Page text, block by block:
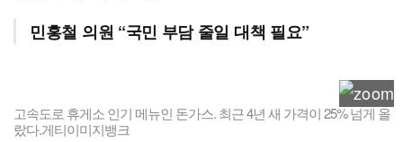
민홍철 의원 “국민 부담 줄일 대책 필요”
고속도로 휴게소 인기 메뉴인 돈가스. 최근 4년 새 가격이 25% 넘게 올
랐다.게티이미지뱅크